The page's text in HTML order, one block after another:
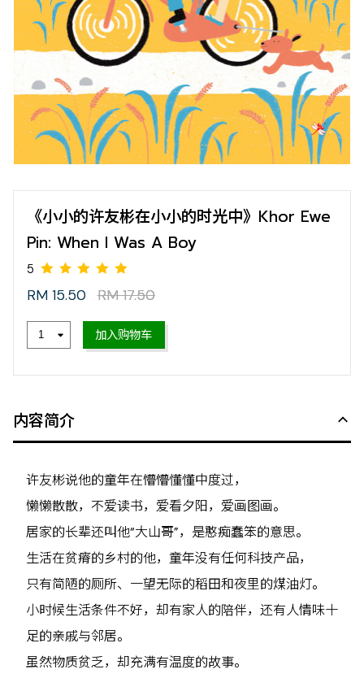
《小小的许友彬在小小的时光中》Khor Ewe
Pin: When I Was A Boy
RM 15.50 RM 17.50
加入购物车
内容简介
许友彬说他的童年在懵懵懂懂中度过，
懒懒散散，不爱读书，爱看夕阳，爱画图画。
居家的长辈还叫他“大山哥”，是憨痴蠢笨的意思。
生活在贫瘠的乡村的他，童年没有任何科技产品，
只有简陋的厕所、一望无际的稻田和夜里的煤油灯。
小时候生活条件不好，却有家人的陪伴，还有人情味十
足的亲戚与邻居。
虽然物质贫乏，却充满有温度的故事。